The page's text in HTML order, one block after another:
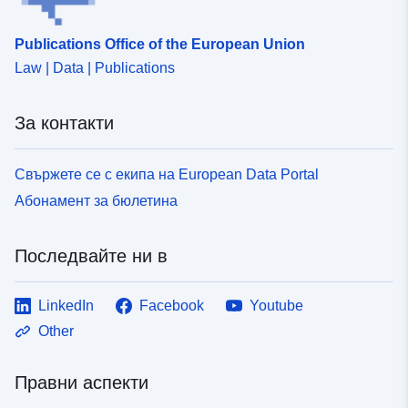
Publications Office of the European Union
Law | Data | Publications
За контакти
Свържете се с екипа на European Data Portal
Абонамент за бюлетина
Последвайте ни в
LinkedIn Facebook
Youtube
Other
Правни аспекти